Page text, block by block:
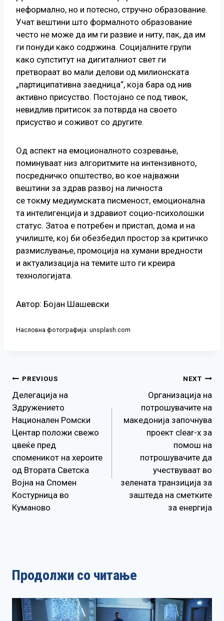
неформално, но и потесно, стручно образование.
Учат вештини што формалното образование
често не може да им ги развие и ниту, пак, да им
ги понуди како содржина. Социјалните групи
како супститут на дигиталниот свет ги
претвораат во мали делови од милионската
„партиципативна заедница“, која бара од нив
активно присуство. Постојано се под тивок,
невидлив притисок за потврда на своето
присуство и соживот со другите.
Од аспект на емоционалното созревање,
поминуваат низ алгоритмите на интензивното,
посредничко општество, во кое најважни
вештини за здрав развој на личноста
се токму медиумската писменост, емоционална
та интелигенција и здравиот социо-психолошки
статус. Затоа е потребен и пристап, дома и на
училиште, кој би обезбедил простор за критичко
размислување, промоција на хумани вредности
и актуализација на темите што ги креира
технологијата.
Автор: Бојан Шашевски
Насловна фотографија: unsplash.com
Навигација
на
напис
PREVIOUS
Делегација на
Здружението
Национален Ромски
Центар положи свежо
цвеќе пред
споменикот на хероите
од Втората Светска
Војна на Спомен
Костурница во
Куманово
NEXT
Организација на
потрошувачите на
македонија започнува
проект clear-x за
помош на
потрошувачите да
учествуваат во
зелената транзиција за
заштеда на сметките
за енергија
Продолжи со читање